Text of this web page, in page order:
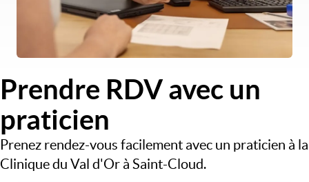
Prendre RDV avec un
praticien
Prenez rendez-vous facilement avec un praticien à la
Clinique du Val d'Or à Saint-Cloud.